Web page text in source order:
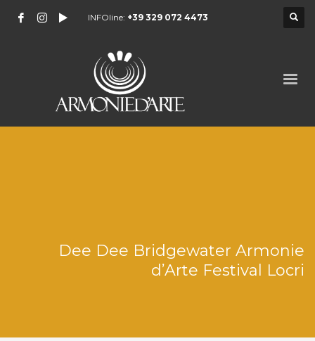
INFOline: +39 329 072 4473
Dee Dee Bridgewater Armonie
d’Arte Festival Locri